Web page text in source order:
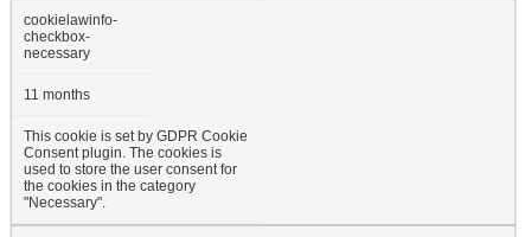
cookielawinfo-
checkbox-
necessary
11 months
This cookie is set by GDPR Cookie
Consent plugin. The cookies is
used to store the user consent for
the cookies in the category
"Necessary".